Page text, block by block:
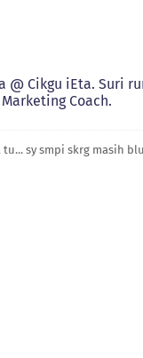
@ Cikgu iEta. Suri
Coach.
sy smpi skrg masih